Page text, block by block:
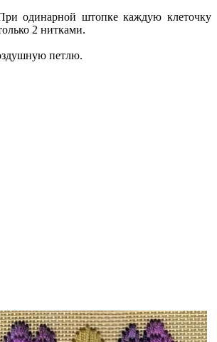
одинарной штопке каждую клеточку
2 нитками.
петлю.